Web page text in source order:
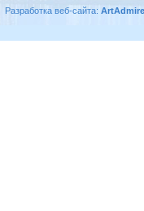
Разработка веб-сайта: